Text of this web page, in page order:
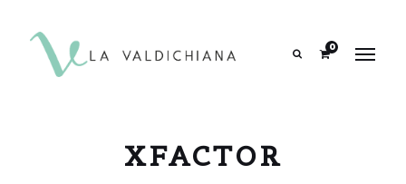
0
XFACTOR